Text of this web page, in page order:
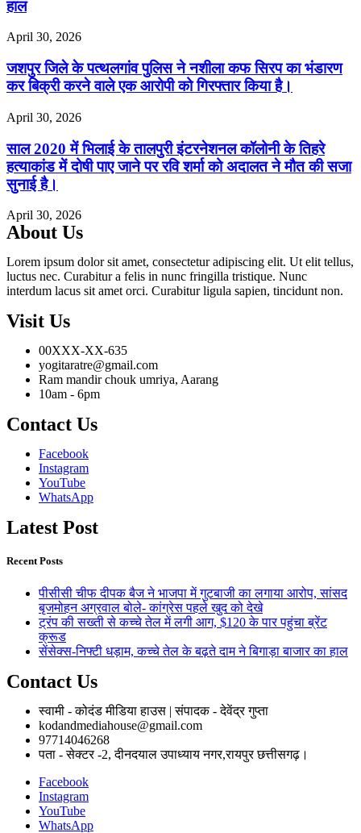
हाल
April 30, 2026
जशपुर जिले के पत्थलगांव पुलिस ने नशीला कफ सिरप का भंडारण
कर बिक्री करने वाले एक आरोपी को गिरफ्तार किया है।
April 30, 2026
साल 2020 में भिलाई के तालपुरी इंटरनेशनल कॉलोनी के तिहरे
हत्याकांड में दोषी पाए जाने पर रवि शर्मा को अदालत ने मौत की सजा
सुनाई है।
April 30, 2026
About Us
Lorem ipsum dolor sit amet, consectetur adipiscing elit. Ut elit tellus,
luctus nec. Curabitur a felis in nunc fringilla tristique. Nunc
interdum lacus sit amet orci. Curabitur ligula sapien, tincidunt non.
Visit Us
00XXX-XX-635
yogitaratre@gmail.com
Ram mandir chouk umriya, Aarang
10am - 6pm
Contact Us
Facebook
Instagram
YouTube
WhatsApp
Latest Post
Recent Posts
पीसीसी चीफ दीपक बैज ने भाजपा में गुटबाजी का लगाया आरोप, सांसद
बृजमोहन अग्रवाल बोले- कांग्रेस पहले खुद को देखे
ट्रंप की सख्ती से कच्चे तेल में लगी आग, $120 के पार पहुंचा ब्रेंट
क्रूड
सेंसेक्स-निफ्टी धड़ाम, कच्चे तेल के बढ़ते दाम ने बिगाड़ा बाजार का हाल
Contact Us
स्वामी - कोदंड मीडिया हाउस | संपादक - देवेंद्र गुप्ता
kodandmediahouse@gmail.com
97714046268
पता - सेक्टर -2, दीनदयाल उपाध्याय नगर,रायपुर छत्तीसगढ़।
Facebook
Instagram
YouTube
WhatsApp